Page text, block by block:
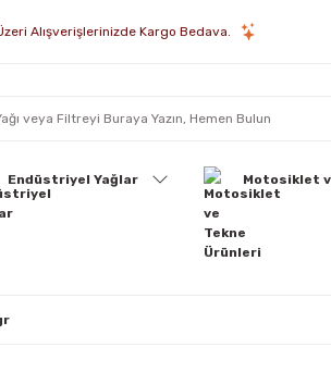
Alışverişlerinizde Kargo Bedava.
Endüstriyel Yağlar Motosiklet